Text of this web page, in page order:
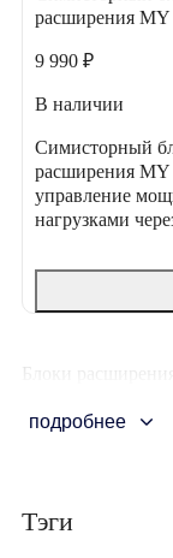
расширения
9 990 ₽
В наличии
Симисторный
расширения
управление
нагрузками
Блоки
подробнее
Тэги